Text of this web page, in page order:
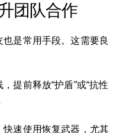
团队合作
是常用手段。这需要良
提前释放“护盾”或“抗性
速使用恢复武器，尤其